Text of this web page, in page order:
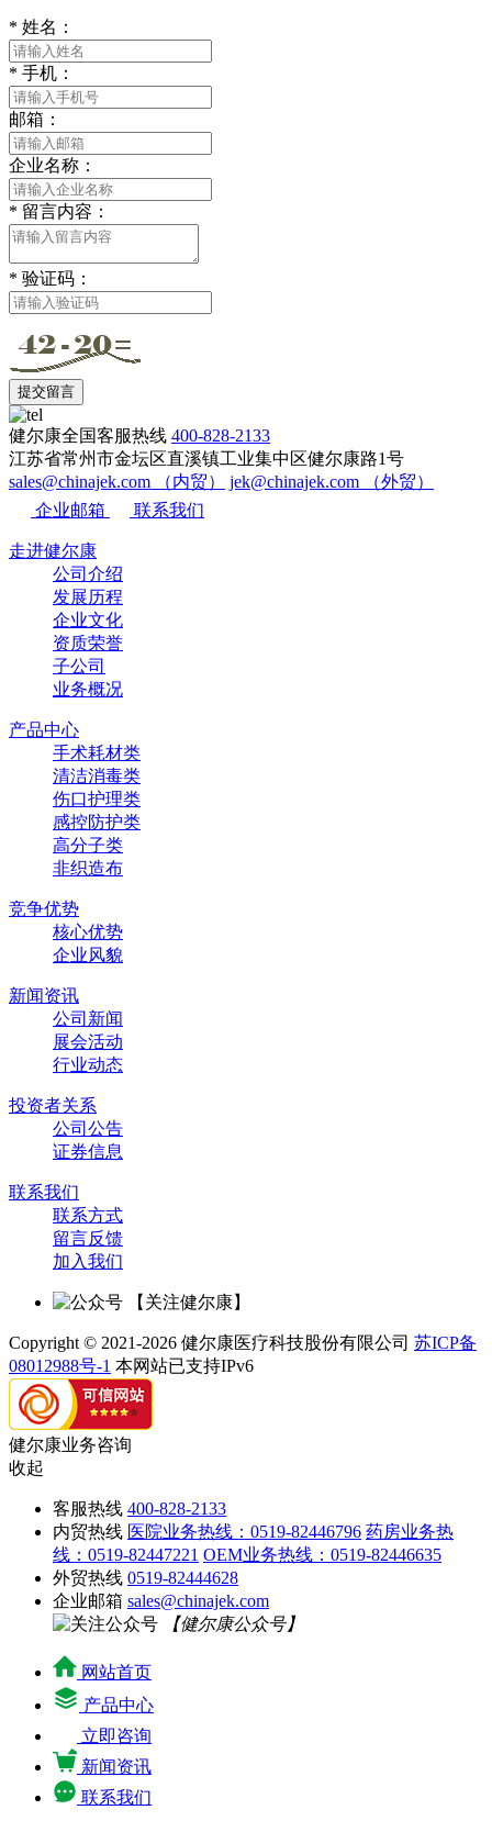
* 姓名：
* 手机：
邮箱：
企业名称：
* 留言内容：
* 验证码：
提交留言
健尔康全国客服热线 400-828-2133
江苏省常州市金坛区直溪镇工业集中区健尔康路1号
sales@chinajek.com （内贸）
jek@chinajek.com （外贸）
企业邮箱
联系我们
走进健尔康
公司介绍
发展历程
企业文化
资质荣誉
子公司
业务概况
产品中心
手术耗材类
清洁消毒类
伤口护理类
感控防护类
高分子类
非织造布
竞争优势
核心优势
企业风貌
新闻资讯
公司新闻
展会活动
行业动态
投资者关系
公司公告
证券信息
联系我们
联系方式
留言反馈
加入我们
【关注健尔康】
Copyright © 2021-2026 健尔康医疗科技股份有限公司 苏ICP备
08012988号-1 本网站已支持IPv6
健尔康业务咨询
收起
客服热线 400-828-2133
内贸热线 医院业务热线：0519-82446796 药房业务热
线：0519-82447221 OEM业务热线：0519-82446635
外贸热线 0519-82444628
企业邮箱 sales@chinajek.com
【健尔康公众号】
网站首页
产品中心
立即咨询
新闻资讯
联系我们